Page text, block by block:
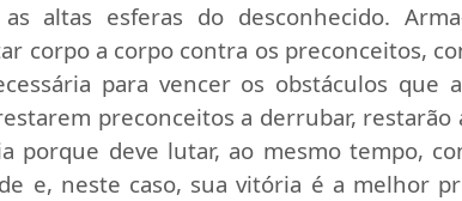
altas esferas do desconhecido.
corpo a corpo contra os preconceitos,
para vencer os obstáculos que
preconceitos a derrubar, restarão
porque deve lutar, ao mesmo tempo,
e, neste caso, sua vitória é a melhor